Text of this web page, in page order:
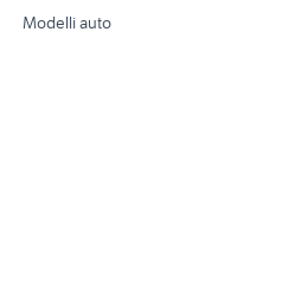
Modelli auto